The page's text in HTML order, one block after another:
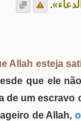
.
Allah esteja
que ele
de um escravo
de Allah,